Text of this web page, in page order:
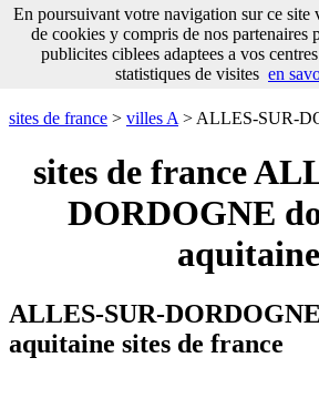
sites
france
par
I J K L M
N
R S
U
___
___
___ sites de france
sites de france > villes A > ALLES-SUR-
sites de france
DORDOGNE
aquitaine
ALLES-SUR-
aquitaine sites de france
En poursuivant votre navigation sur ce site
de cookies y compris de nos partenaires
publicites ciblees adaptees a vos
statistiques de visites en